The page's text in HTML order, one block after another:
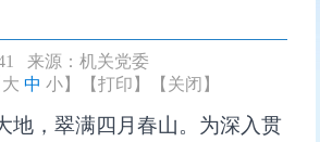
来源：机关党委
大 中 小】 【打印】 【关闭】
地，翠满四月春山。为深入贯